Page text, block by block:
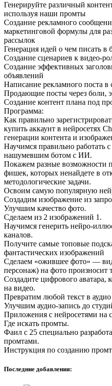
Генерируйте различный
используя наши промты
Создание рекламного
маркетинговой формулы для
рассылок
Генерация идей о чем писать в
Создание сценариев к видео-
Создание эффективных
объявлений
Написание рекламного поста в
Продающие посты через боли,
Создание контент плана под
Программа:
Как правильно
купить аккаунт в нейросетях
генерации контента и
Научимся правильно
нашумевшим ботом с ИИ.
Покажем разные возможности
фишек, которых ненайдете в
методологические задачи.
Освоим самую популярную
Создадим изображение из
Улучшим качество фото.
Сделаем из 2 изображений 1.
Научимся генерить нейро-
каналов.
Получите самые топовые
фантастических изображений
Сделаем «ожившее фото» —
персонаж) на фото произносит
Создадите цифрового аватара,
на видео.
Превратим любой текст в
Улучшим аудио-запись до
Приложения с нейросетями на
Где искать промты.
Фаил с 25 специально
промтами.
Инструкция по созданию
Последние добавления: